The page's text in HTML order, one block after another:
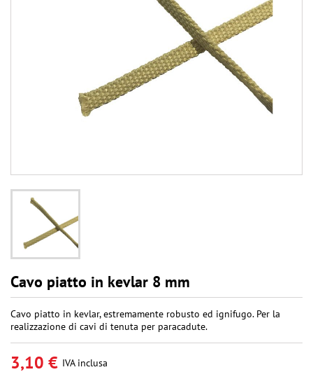
Cavo piatto in kevlar 8 mm
Cavo piatto in kevlar, estremamente robusto ed ignifugo. Per la
realizzazione di cavi di tenuta per paracadute.
3,10 € IVA inclusa